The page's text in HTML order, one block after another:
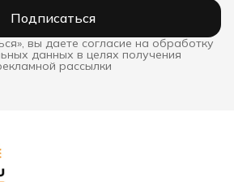
Подписаться
вы даете согласие на обработку
данных в целях получения
рассылки